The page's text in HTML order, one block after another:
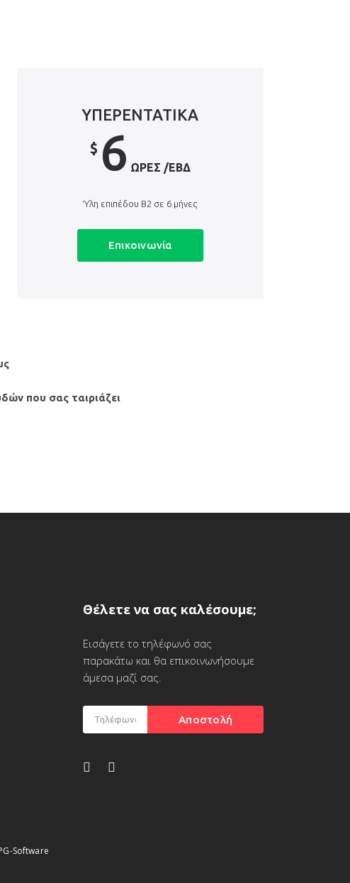
ΥΠΕΡΕΝΤΑΤΙΚΑ
$ 6 ΏΡΕΣ /ΕΒΔ
Ύλη επιπέδου Β2 σε 6 μήνες
Επικοινωνία
που σας ταιριάζει
Θέλετε να σας καλέσουμε;
Εισάγετε το τηλέφωνό σας
παρακάτω και θα επικοινωνήσουμε
άμεσα μαζί σας.
Software